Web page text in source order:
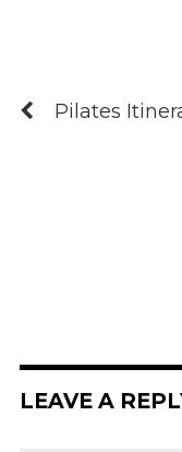
Pilates
LEAVE A